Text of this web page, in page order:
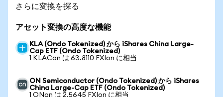
さらに変換を探る
アセット変換の高度な機能
KLA (Ondo Tokenized) から iShares China Large-
Cap ETF (Ondo Tokenized)
1 KLACon は 63.8110 FXIon に相当
ON Semiconductor (Ondo Tokenized) から iShares
China Large-Cap ETF (Ondo Tokenized)
1 ONon は 2.5645 FXIon に相当